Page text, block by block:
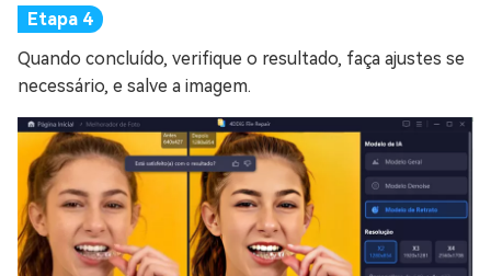
Quando concluído, verifique o resultado, faça ajustes se
necessário, e salve a imagem.